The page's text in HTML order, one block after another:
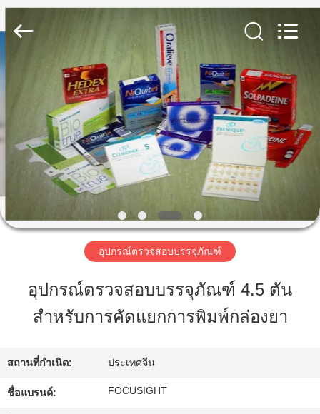
บ้าน
สินค้า
เกี่ยว
กับ
ทัวร์
ควบคุม
Technology
Co.,Ltd.
อุปกรณ์ตรวจสอบบรรจุภัณฑ์
อุปกรณ์ตรวจสอบบรรจุภัณฑ์ 4.5 ตัน
สำหรับการคัดแยกการพิมพ์กล่องยา
สถานที่กำเนิด: ประเทศจีน
ชื่อแบรนด์: FOCUSIGHT